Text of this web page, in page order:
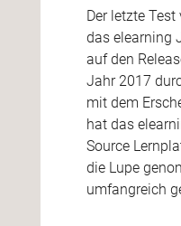
Der letzte
das elearning
auf den
Jahr 2017
mit dem
hat das
Source
die Lupe
umfangreich